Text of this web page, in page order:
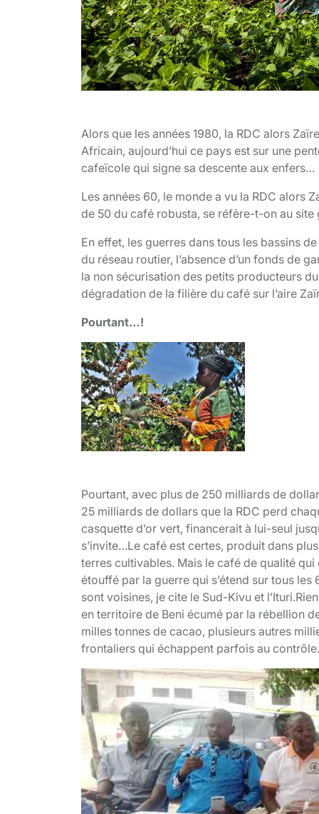
Alors que les années 1980, la RDC alors
Africain, aujourd’hui ce pays est sur une
cafeïcole qui signe sa descente aux enfers…
Les années 60, le monde a vu la RDC alors
de 50 du café robusta, se réfère-t-on au
En effet, les guerres dans tous les bassins
du réseau routier, l’absence d’un fonds de
la non sécurisation des petits producteurs
dégradation de la filière du café sur l’aire
Pourtant…!
Pourtant, avec plus de 250 milliards de
25 milliards de dollars que la RDC perd
casquette d’or vert, financerait à lui-seul
s’invite…Le café est certes, produit dans
terres cultivables. Mais le café de qualité
étouffé par la guerre qui s’étend sur tous
sont voisines, je cite le Sud-Kivu et
en territoire de Beni écumé par la rébellion
milles tonnes de cacao, plusieurs autres
frontaliers qui échappent parfois au contrôle.